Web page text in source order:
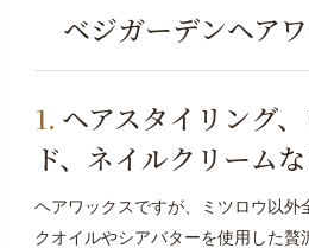
ベジガーデンヘア
ヘアスタイリング
ド、ネイルクリーム
ヘアワックスですが、ミツロウ以外
クオイルやシアバターを使用した贅